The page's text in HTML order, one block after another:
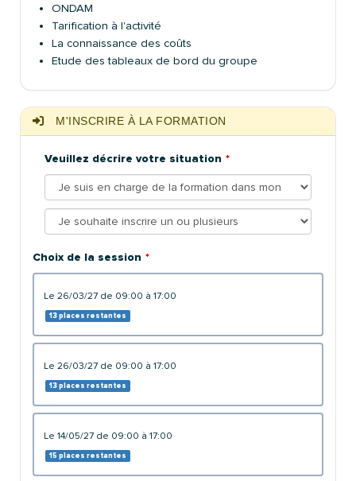
ONDAM
Tarification à l'activité
La connaissance des coûts
Etude des tableaux de bord du groupe
M'INSCRIRE À LA FORMATION
Veuillez décrire votre situation
Choix de la session
le 26/03/27 de 09:00 à 17:00
13 places restantes
le 26/03/27 de 09:00 à 17:00
13 places restantes
le 14/05/27 de 09:00 à 17:00
15 places restantes